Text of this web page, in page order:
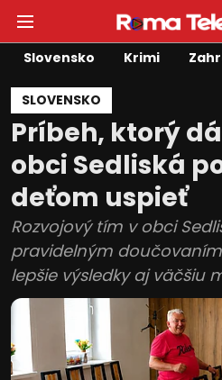
Slovensko Krimi
SLOVENSKO
Príbeh, ktorý
obci Sedliská
deťom uspieť
Rozvojový tím v obci
pravidelným
lepšie výsledky aj väčšiu